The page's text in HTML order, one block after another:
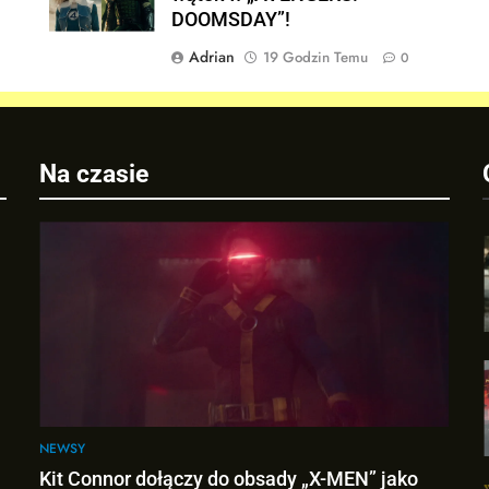
DOOMSDAY”!
Adrian
19 Godzin Temu 0
Na czasie
NEWSY
Kit Connor dołączy do obsady „X-MEN” jako